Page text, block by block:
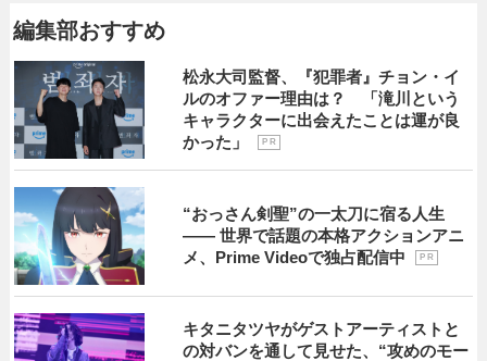
編集部おすすめ
松永大司監督、『犯罪者』チョン・イ
ルのオファー理由は？ 「滝川という
キャラクターに出会えたことは運が良
かった」
P R
“おっさん剣聖”の一太刀に宿る人生
―― 世界で話題の本格アクションアニ
メ、Prime Videoで独占配信中
P R
キタニタツヤがゲストアーティストと
の対バンを通して見せた、“攻めのモー